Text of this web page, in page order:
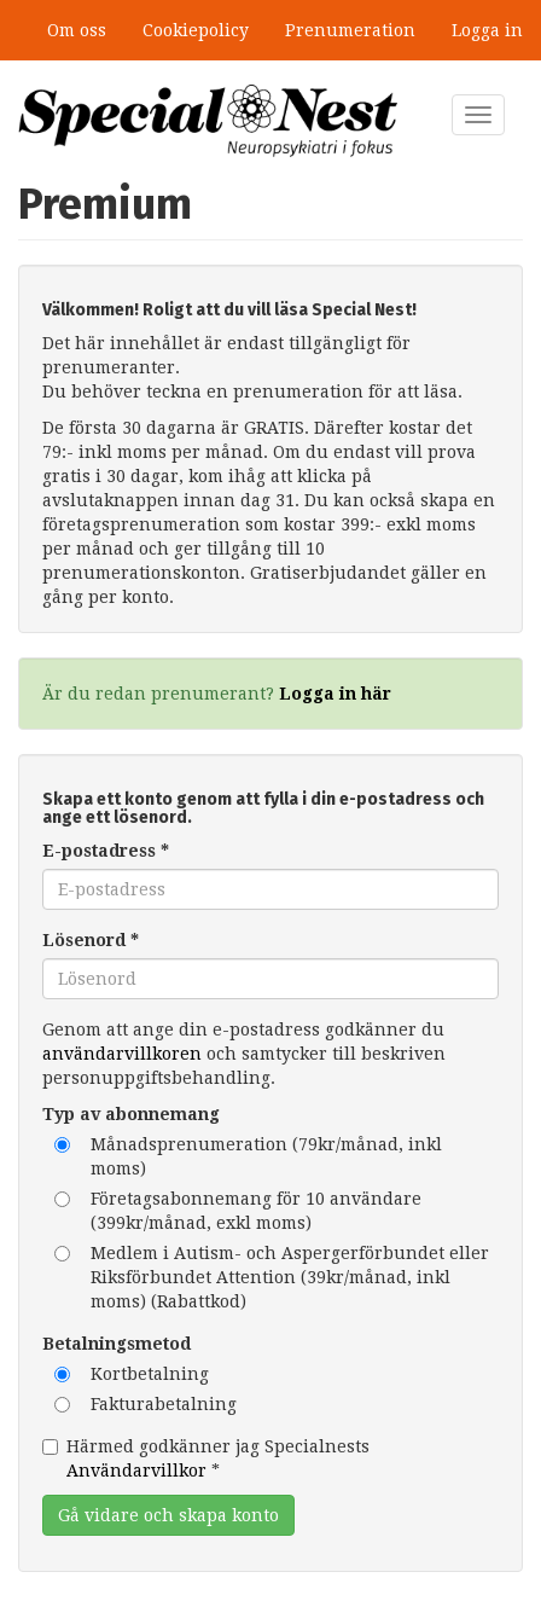
huvudinnehåll
Om oss Cookiepolicy Prenumeration Logga in
Toggle
Premium
Välkommen! Roligt att du vill läsa Special Nest!
Det här innehållet är endast tillgängligt för
prenumeranter.
Du behöver teckna en prenumeration för att läsa.
De första 30 dagarna är GRATIS. Därefter kostar det
79:- inkl moms per månad. Om du endast vill prova
gratis i 30 dagar, kom ihåg att klicka på
avslutaknappen innan dag 31. Du kan också skapa en
företagsprenumeration som kostar 399:- exkl moms
per månad och ger tillgång till 10
prenumerationskonton. Gratiserbjudandet gäller en
gång per konto.
Är du redan prenumerant? Logga in här
Skapa ett konto genom att fylla i din e-postadress och
ange ett lösenord.
E-postadress *
Lösenord *
Genom att ange din e-postadress godkänner du
användarvillkoren och samtycker till beskriven
personuppgiftsbehandling.
Typ av abonnemang
Månadsprenumeration (79kr/månad, inkl
moms)
Företagsabonnemang för 10 användare
(399kr/månad, exkl moms)
Medlem i Autism- och Aspergerförbundet eller
Riksförbundet Attention (39kr/månad, inkl
moms) (Rabattkod)
Betalningsmetod
Kortbetalning
Fakturabetalning
Härmed godkänner jag Specialnests
Användarvillkor *
Gå vidare och skapa konto